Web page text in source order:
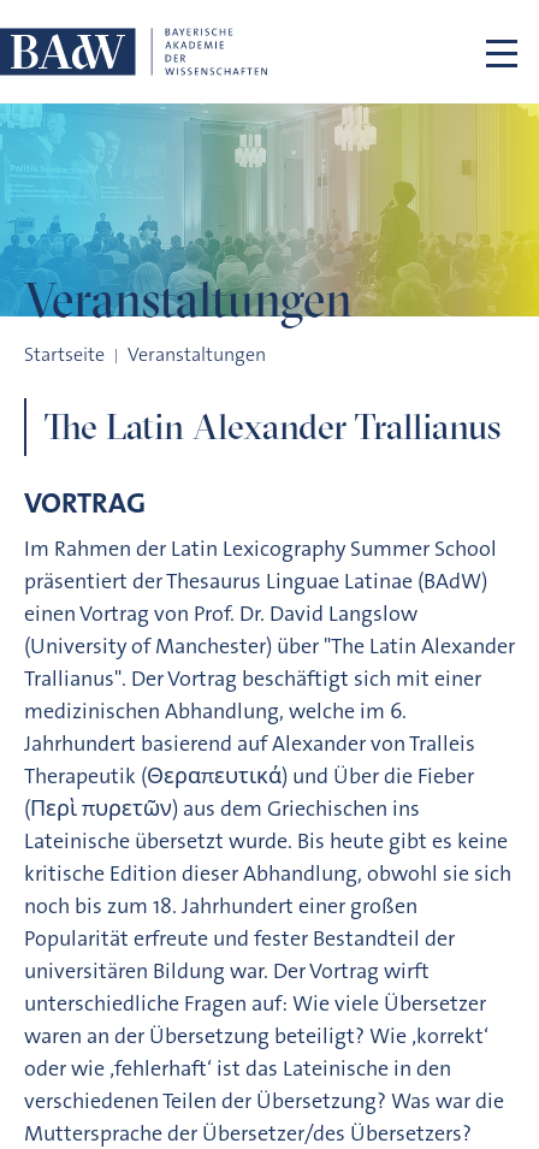
Veranstaltungen
Startseite Veranstaltungen
The Latin Alexander Trallianus
VORTRAG
Im Rahmen der Latin Lexicography Summer School
präsentiert der Thesaurus Linguae Latinae (BAdW)
einen Vortrag von Prof. Dr. David Langslow
(University of Manchester) über "The Latin Alexander
Trallianus". Der Vortrag beschäftigt sich mit einer
medizinischen Abhandlung, welche im 6.
Jahrhundert basierend auf Alexander von Tralleis
Therapeutik (Θεραπευτικά) und Über die Fieber
(Περὶ πυρετῶν) aus dem Griechischen ins
Lateinische übersetzt wurde. Bis heute gibt es keine
kritische Edition dieser Abhandlung, obwohl sie sich
noch bis zum 18. Jahrhundert einer großen
Popularität erfreute und fester Bestandteil der
universitären Bildung war. Der Vortrag wirft
unterschiedliche Fragen auf: Wie viele Übersetzer
waren an der Übersetzung beteiligt? Wie ‚korrekt‘
oder wie ‚fehlerhaft‘ ist das Lateinische in den
verschiedenen Teilen der Übersetzung? Was war die
Muttersprache der Übersetzer/des Übersetzers?